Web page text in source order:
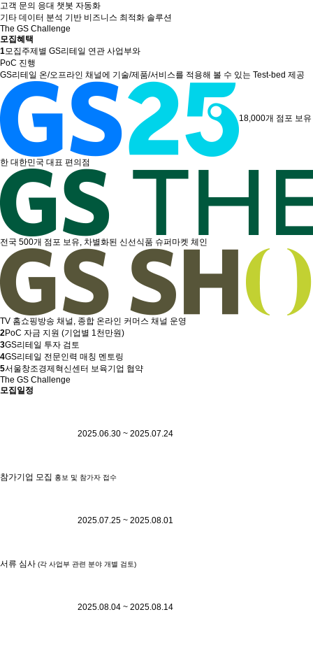
고객 문의 응대 챗봇 자동화
기타 데이터 분석 기반 비즈니스 최적화 솔루션
The GS Challenge
모집혜택
1모집주제별 GS리테일 연관 사업부와
PoC 진행
GS리테일 온/오프라인 채널에 기술/제품/서비스를 적용해 볼 수 있는 Test-bed 제공
18,000개 점포 보유
한 대한민국 대표 편의점
전국 500개 점포 보유, 차별화된 신선식품 슈퍼마켓 체인
TV 홈쇼핑방송 채널, 종합 온라인 커머스 채널 운영
2PoC 자금 지원 (기업별 1천만원)
3GS리테일 투자 검토
4GS리테일 전문인력 매칭 멘토링
5서울창조경제혁신센터 보육기업 협약
The GS Challenge
모집일정
2025.06.30 ~ 2025.07.24
참가기업 모집 홍보 및 참가자 접수
2025.07.25 ~ 2025.08.01
서류 심사 (각 사업부 관련 분야 개별 검토)
2025.08.04 ~ 2025.08.14